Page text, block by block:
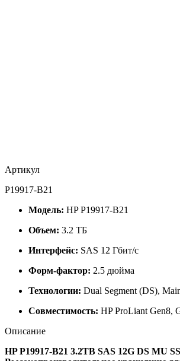
Артикул
P19917-B21
Модель: HP P19917-B21
Объем: 3.2 ТБ
Интерфейс: SAS 12 Гбит/с
Форм-фактор: 2.5 дюйма
Технологии: Dual Segment (DS),
Совместимость: HP ProLiant Gen8,
Описание
HP P19917-B21 3.2TB SAS 12G DS MU